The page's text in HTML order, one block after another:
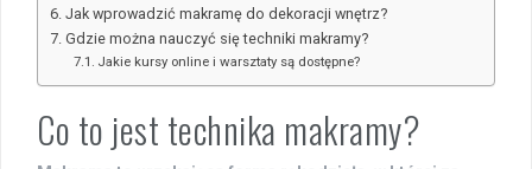
Jak wprowadzić makramę do dekoracji wnętrz?
Gdzie można nauczyć się techniki makramy?
Jakie kursy online i warsztaty są dostępne?
Co to jest technika makramy?